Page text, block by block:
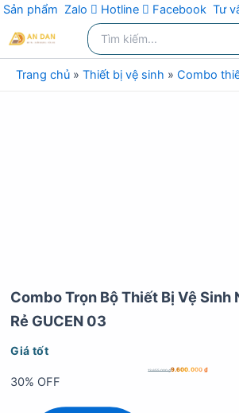
kiếm
Sản phẩm Zalo Hotline Facebook Tư
tới
Tìm
kiếm:
Tìm
kiếm
Trang chủ » Thiết bị vệ sinh » Combo
Combo Trọn Bộ Thiết Bị Vệ Sinh
Rẻ GUCEN 03
Giá tốt
13.655.000₫9.600.000 ₫
30% OFF